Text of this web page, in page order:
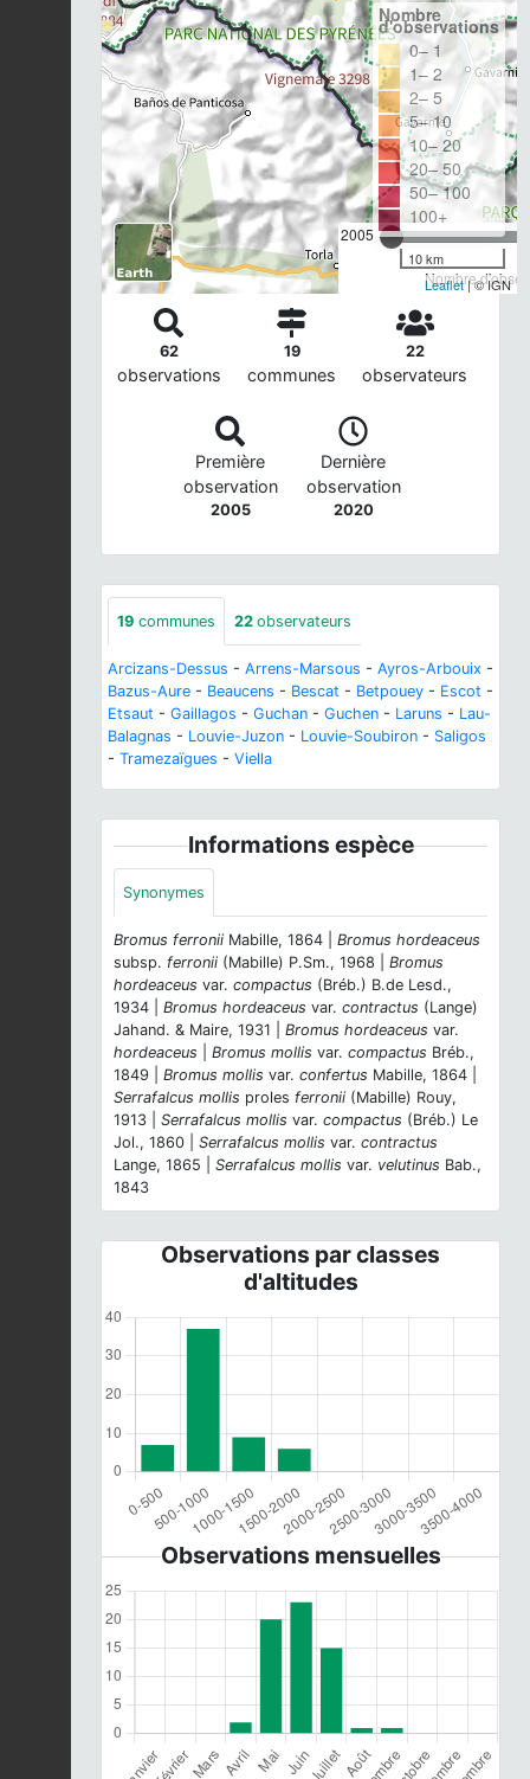
2005
Nombre
Nombre
d'observations
0– 1
1– 2
2– 5
5– 10
10– 20
20– 50
50– 100
100+
10 km
Leaflet| © IGN
62
observations
19
communes
22
observateurs
Première
observation
2005
Dernière
observation
2020
19 communes 22 observateurs
Arcizans-Dessus - Arrens-Marsous - Ayros-Arbouix -
Bazus-Aure - Beaucens - Bescat - Betpouey - Escot -
Etsaut - Gaillagos - Guchan - Guchen - Laruns - Lau-
Balagnas - Louvie-Juzon - Louvie-Soubiron - Saligos
- Tramezaïgues - Viella
Informations espèce
Synonymes
Bromus ferronii Mabille, 1864 | Bromus hordeaceus
subsp. ferronii (Mabille) P.Sm., 1968 | Bromus
hordeaceus var. compactus (Bréb.) B.de Lesd.,
1934 | Bromus hordeaceus var. contractus (Lange)
Jahand. & Maire, 1931 | Bromus hordeaceus var.
hordeaceus
Bromus mollis var. compactus Bréb.,
1849 | Bromus mollis var. confertus Mabille, 1864 |
Serrafalcus mollis proles ferronii (Mabille) Rouy,
1913 | Serrafalcus mollis var. compactus (Bréb.) Le
Jol., 1860 | Serrafalcus mollis var. contractus
Lange, 1865 | Serrafalcus mollis var. velutinus Bab.,
1843
Observations par classes
d'altitudes
Observations mensuelles